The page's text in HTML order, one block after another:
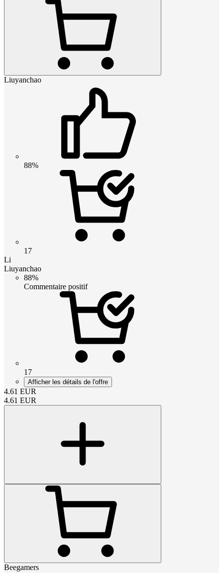
Liuyanchao
88%
17
Li
Liuyanchao
88%
Commentaire positif
17
Afficher les détails de l'offre
4.61 EUR
4.61 EUR
Beegamers